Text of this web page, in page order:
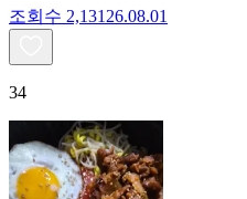
조회수 2,131 26.08.01
34